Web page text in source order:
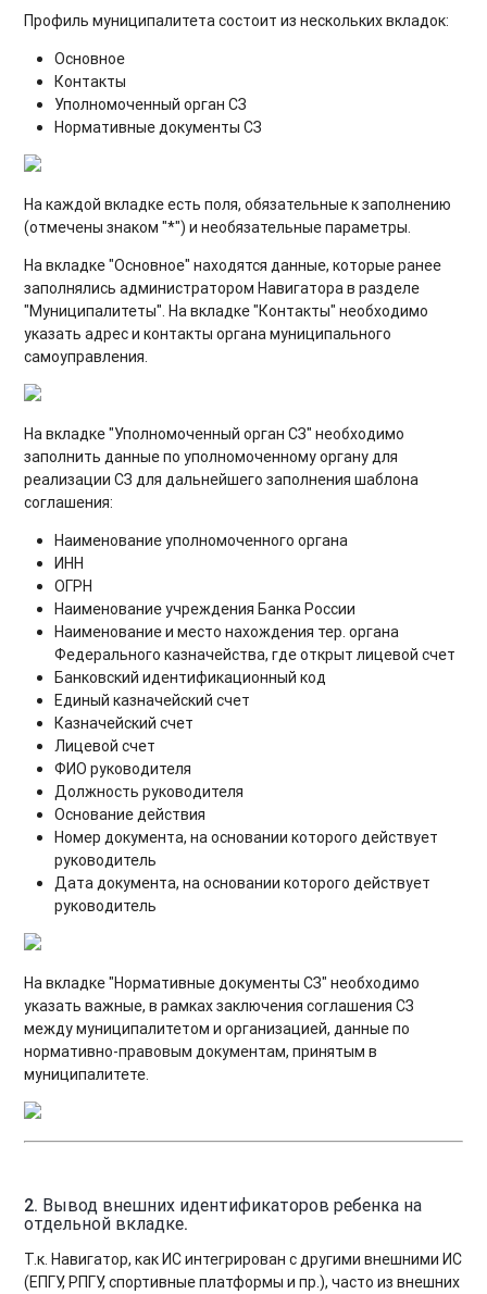
Профиль муниципалитета состоит из нескольких вкладок:
Основное
Контакты
Уполномоченный орган СЗ
Нормативные документы СЗ
На каждой вкладке есть поля, обязательные к заполнению
(отмечены знаком "*") и необязательные параметры.
На вкладке "Основное" находятся данные, которые ранее
заполнялись администратором Навигатора в разделе
"Муниципалитеты". На вкладке "Контакты" необходимо
указать адрес и контакты органа муниципального
самоуправления.
На вкладке "Уполномоченный орган СЗ" необходимо
заполнить данные по уполномоченному органу для
реализации СЗ для дальнейшего заполнения шаблона
соглашения:
Наименование уполномоченного органа
ИНН
ОГРН
Наименование учреждения Банка России
Наименование и место нахождения тер. органа
Федерального казначейства, где открыт лицевой счет
Банковский идентификационный код
Единый казначейский счет
Казначейский счет
Лицевой счет
ФИО руководителя
Должность руководителя
Основание действия
Номер документа, на основании которого действует
руководитель
Дата документа, на основании которого действует
руководитель
На вкладке "Нормативные документы СЗ" необходимо
указать важные, в рамках заключения соглашения СЗ
между муниципалитетом и организацией, данные по
нормативно-правовым документам, принятым в
муниципалитете.
2. Вывод внешних идентификаторов ребенка на
отдельной вкладке.
Т.к. Навигатор, как ИС интегрирован с другими внешними ИС
(ЕПГУ, РПГУ, спортивные платформы и пр.), часто из внешних